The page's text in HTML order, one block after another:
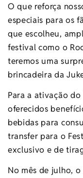
O que reforça
especiais para os
que escolheu,
festival como o
teremos uma
brincadeira da
Para a ativação
oferecidos
bebidas para
transfer para o
exclusivo e de
No mês de julho, o